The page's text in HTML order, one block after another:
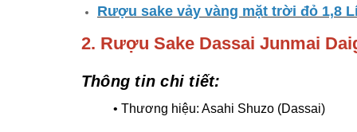
Rượu sake vảy vàng mặt trời đỏ 1,8
2. Rượu Sake Dassai Junmai
Thông tin chi tiết:
• Thương hiệu: Asahi Shuzo (Dassai)